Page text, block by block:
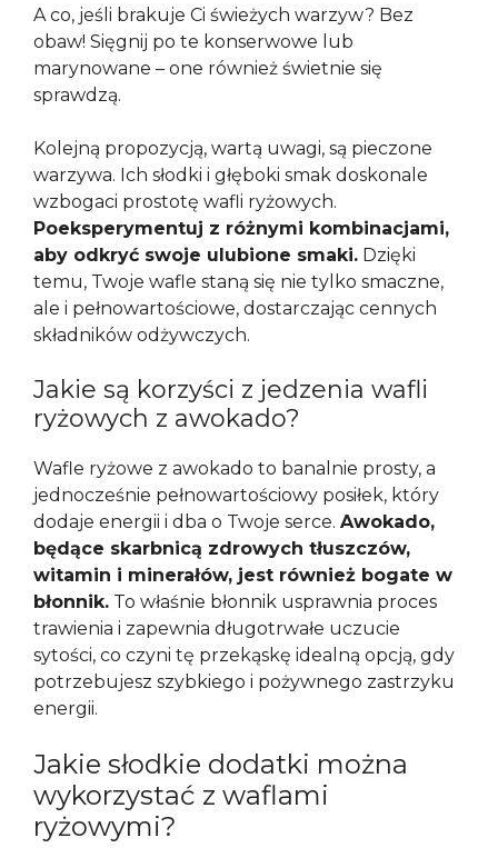
A co, jeśli brakuje Ci świeżych warzyw? Bez
obaw! Sięgnij po te konserwowe lub
marynowane – one również świetnie się
sprawdzą.
Kolejną propozycją, wartą uwagi, są pieczone
warzywa. Ich słodki i głęboki smak doskonale
wzbogaci prostotę wafli ryżowych.
Poeksperymentuj z różnymi kombinacjami,
aby odkryć swoje ulubione smaki. Dzięki
temu, Twoje wafle staną się nie tylko smaczne,
ale i pełnowartościowe, dostarczając cennych
składników odżywczych.
Jakie są korzyści z jedzenia wafli
ryżowych z awokado?
Wafle ryżowe z awokado to banalnie prosty, a
jednocześnie pełnowartościowy posiłek, który
dodaje energii i dba o Twoje serce. Awokado,
będące skarbnicą zdrowych tłuszczów,
witamin i minerałów, jest również bogate w
błonnik. To właśnie błonnik usprawnia proces
trawienia i zapewnia długotrwałe uczucie
sytości, co czyni tę przekąskę idealną opcją, gdy
potrzebujesz szybkiego i pożywnego zastrzyku
energii.
Jakie słodkie dodatki można
wykorzystać z waflami
ryżowymi?